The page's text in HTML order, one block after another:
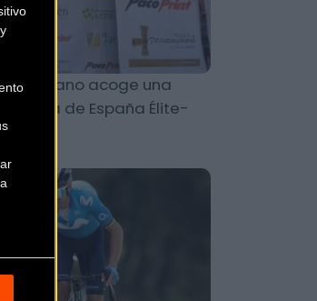
Lozano acoge una
Copa de España Élite-